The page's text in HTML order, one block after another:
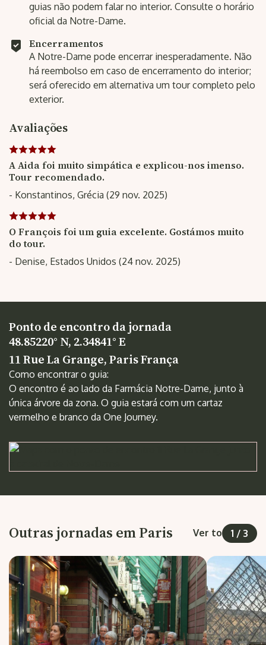
guias não podem falar no interior. Consulte o horário
oficial da Notre-Dame.
Encerramentos
A Notre-Dame pode encerrar inesperadamente. Não
há reembolso em caso de encerramento do interior;
será oferecido em alternativa um tour completo pelo
exterior.
Avaliações
A Aida foi muito simpática e explicou-nos imenso.
Tour recomendado.
- Konstantinos, Grécia (29 nov. 2025)
O François foi um guia excelente. Gostámos muito
do tour.
- Denise, Estados Unidos (24 nov. 2025)
Ponto de encontro da jornada
48.85220° N, 2.34841° E
11 Rue La Grange, Paris França
Como encontrar o guia:
O encontro é ao lado da Farmácia Notre-Dame, junto à
única árvore da zona. O guia estará com um cartaz
vermelho e branco da One Journey.
Outras jornadas em Paris Ver todas
1 / 3